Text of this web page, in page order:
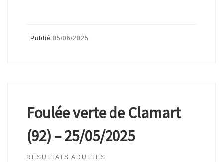
Publié 05/06/2025
Foulée verte de Clamart
(92) – 25/05/2025
RÉSULTATS ADULTES